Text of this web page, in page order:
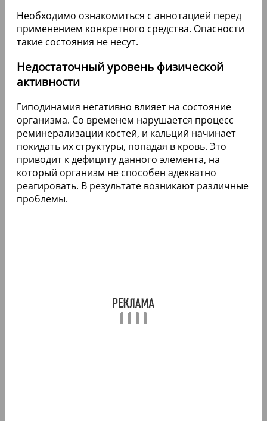
Необходимо ознакомиться с аннотацией перед
применением конкретного средства. Опасности
такие состояния не несут.
Недостаточный уровень физической
активности
Гиподинамия негативно влияет на состояние
организма. Со временем нарушается процесс
реминерализации костей, и кальций начинает
покидать их структуры, попадая в кровь. Это
приводит к дефициту данного элемента, на
который организм не способен адекватно
реагировать. В результате возникают различные
проблемы.